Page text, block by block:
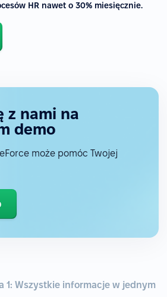
HR nawet o 30% miesięcznie.
z nami na
demo
może pomóc Twojej
1: Wszystkie informacje w jednym